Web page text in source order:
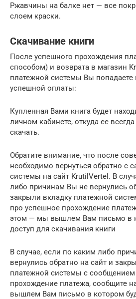
Ржавчины на балке нет — все
слоем краски.
Скачивание книги
После успешного прохождения
способом) и возврата в магазин
платежной системы Вы попадаете
успешной оплаты:
Купленная Вами книга будет
личном кабинете, откуда ее
скачать.
Обратите внимание, что после
необходимо вернуться обратно с
системы на сайт KrutilVertel. В
либо причинам Вы не вернулись
закрыли вкладку платежной
про успешное прохождение
этом — мы вышлем Вам письмо в
доступ для скачивания книги
В случае, если по каким либо
вернулись обратно на сайт и
платежной системы с
прохождение платежа, сообщите
вышлем Вам письмо в котором